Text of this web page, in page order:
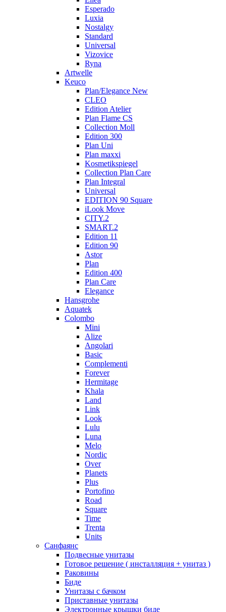
Esperado
Luxia
Nostalgy
Standard
Universal
Vizovice
Ryna
Artwelle
Keuco
Plan/Elegance New
CLEO
Edition Atelier
Plan Flame CS
Collection Moll
Edition 300
Plan Uni
Plan maxxi
Kosmetikspiegel
Collection Plan Care
Plan Integral
Universal
EDITION 90 Square
iLook Move
CITY.2
SMART.2
Edition 11
Edition 90
Astor
Plan
Edition 400
Plan Care
Elegance
Hansgrohe
Aquatek
Colombo
Mini
Alize
Angolari
Basic
Complementi
Forever
Hermitage
Khala
Land
Link
Look
Lulu
Luna
Melo
Nordic
Over
Planets
Plus
Portofino
Road
Square
Time
Trenta
Units
Санфаянс
Подвесные унитазы
Готовое решение ( инсталляция + унитаз )
Раковины
Биде
Унитазы с бачком
Приставные унитазы
Электронные крышки биде